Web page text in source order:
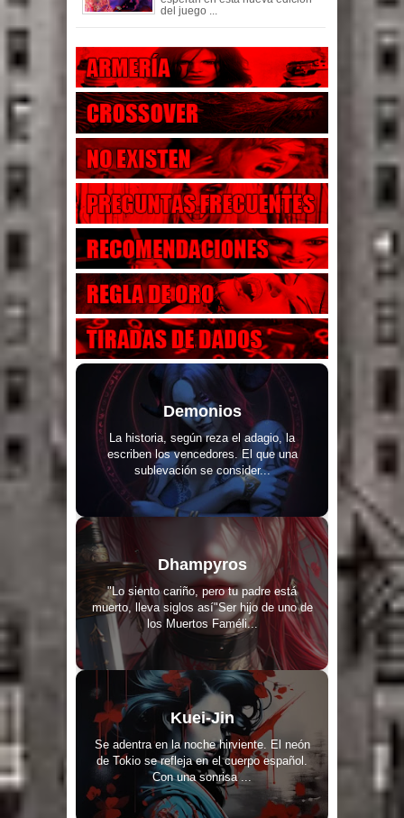
del juego ...
Demonios
La historia, según reza el adagio, la
escriben los vencedores. El que una
sublevación se consider...
Dhampyros
"Lo siento cariño, pero tu padre está
muerto, lleva siglos así"Ser hijo de uno de
los Muertos Faméli...
Kuei-Jin
Se adentra en la noche hirviente. El neón
de Tokio se refleja en el cuerpo español.
Con una sonrisa ...